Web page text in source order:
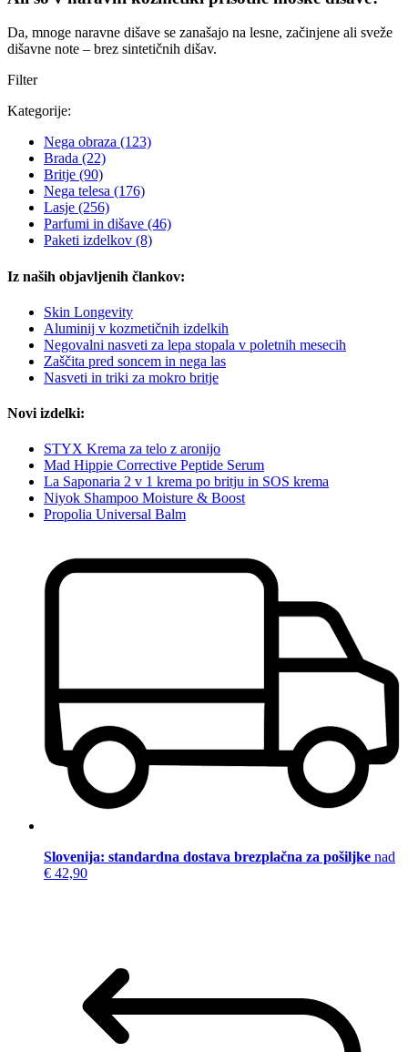
Da, mnoge naravne dišave se zanašajo na lesne, začinjene ali sveže
dišavne note – brez sintetičnih dišav.
Filter
Kategorije:
Nega obraza (123)
Brada (22)
Britje (90)
Nega telesa (176)
Lasje (256)
Parfumi in dišave (46)
Paketi izdelkov (8)
Iz naših objavljenih člankov:
Skin Longevity
Aluminij v kozmetičnih izdelkih
Negovalni nasveti za lepa stopala v poletnih mesecih
Zaščita pred soncem in nega las
Nasveti in triki za mokro britje
Novi izdelki:
STYX Krema za telo z aronijo
Mad Hippie Corrective Peptide Serum
La Saponaria 2 v 1 krema po britju in SOS krema
Niyok Shampoo Moisture & Boost
Propolia Universal Balm
Slovenija: standardna dostava brezplačna za pošiljke nad
€ 42,90